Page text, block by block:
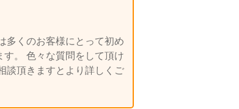
多くのお客様にとって初め
。 色々な質問をして頂け
談頂きますとより詳しくご